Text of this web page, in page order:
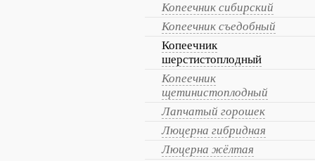
Копеечник сибирский
Копеечник съедобный
Копеечник
шерстистоплодный
Копеечник
щетинистоплодный
Лапчатый горошек
Люцерна гибридная
Люцерна жёлтая